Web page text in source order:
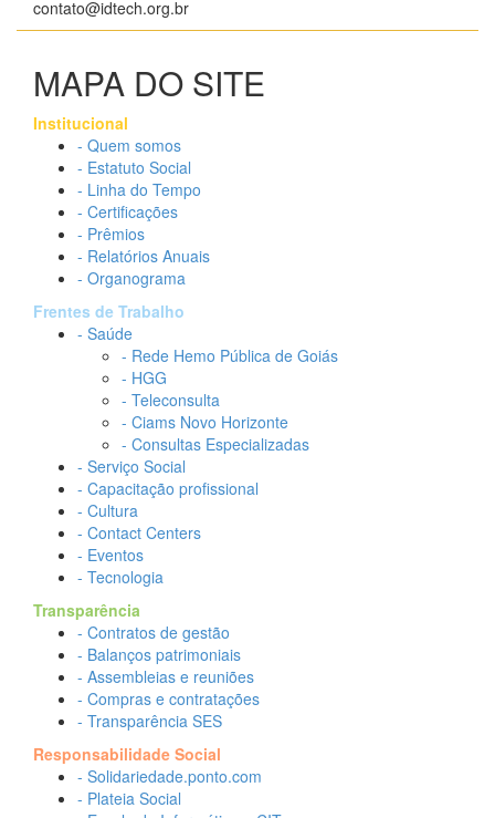
contato@idtech.org.br
MAPA DO SITE
Institucional
- Quem somos
- Estatuto Social
- Linha do Tempo
- Certificações
- Prêmios
- Relatórios Anuais
- Organograma
Frentes de Trabalho
- Saúde
- Rede Hemo Pública de Goiás
- HGG
- Teleconsulta
- Ciams Novo Horizonte
- Consultas Especializadas
- Serviço Social
- Capacitação profissional
- Cultura
- Contact Centers
- Eventos
- Tecnologia
Transparência
- Contratos de gestão
- Balanços patrimoniais
- Assembleias e reuniões
- Compras e contratações
- Transparência SES
Responsabilidade Social
- Solidariedade.ponto.com
- Plateia Social